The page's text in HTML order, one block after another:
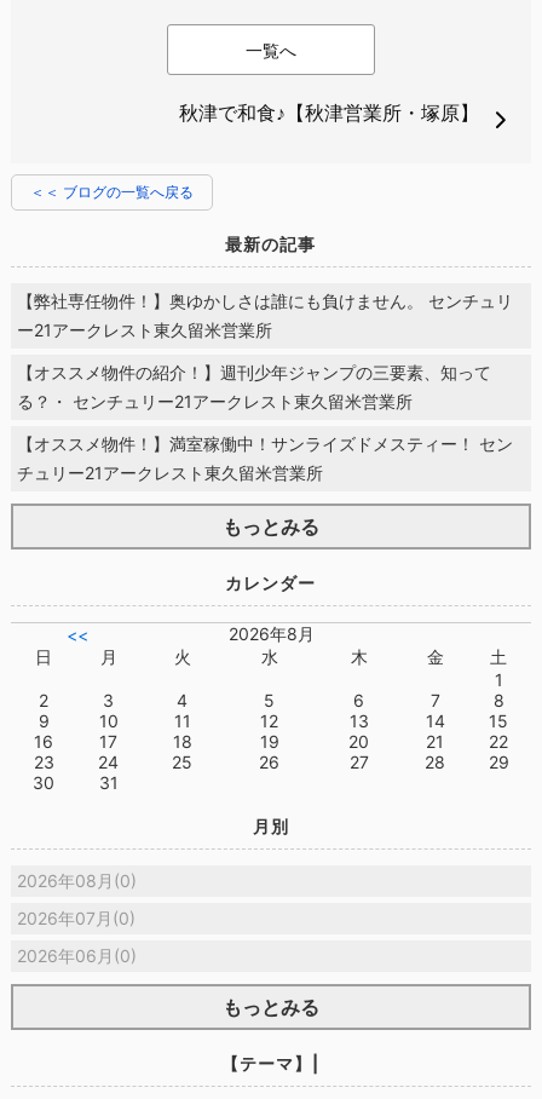
一覧へ
秋津で和食♪【秋津営業所・塚原】
＜＜ ブログの一覧へ戻る
最新の記事
【弊社専任物件！】奥ゆかしさは誰にも負けません。 センチュリ
ー21アークレスト東久留米営業所
【オススメ物件の紹介！】週刊少年ジャンプの三要素、知って
る？・ センチュリー21アークレスト東久留米営業所
【オススメ物件！】満室稼働中！サンライズドメスティー！ セン
チュリー21アークレスト東久留米営業所
もっとみる
カレンダー
<<
2026年8月
日
月 火 水 木 金
土
1
2
3 4 5 6 7
8
9
10 11 12 13 14
15
16
17 18 19 20 21
22
23
24 25 26 27 28
29
30
31
月別
2026年08月(0)
2026年07月(0)
2026年06月(0)
もっとみる
【テーマ】|